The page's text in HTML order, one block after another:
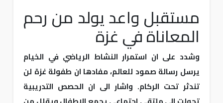
مستقبل واعد يولد من رحم
المعاناة في غزة
وشدد على ان استمرار النشاط الرياضي في الخيام
يرسل رسالة صمود للعالم، مفادها ان طفولة غزة لن
تندثر تحت الركام. واشار الى ان الحصص التدريبية